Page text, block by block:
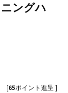
ングハ
[65ポイント進呈 ]